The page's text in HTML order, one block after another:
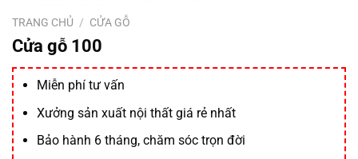
TRANG CHỦ / CỬA GỖ
Cửa gỗ 100
Miễn phí tư vấn
Xưởng sản xuất nội thất giá rẻ nhất
Bảo hành 6 tháng, chăm sóc trọn đời